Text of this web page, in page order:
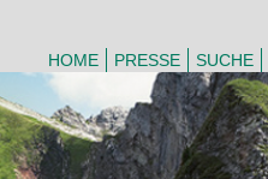
HOME PRESSE SUCHE